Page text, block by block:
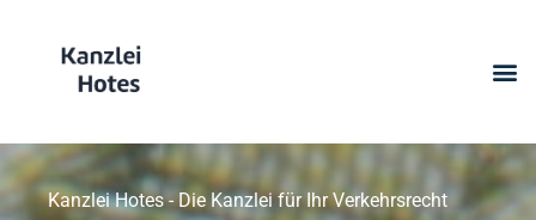
Kanzlei Hotes - Die Kanzlei für Ihr Verkehrsrecht